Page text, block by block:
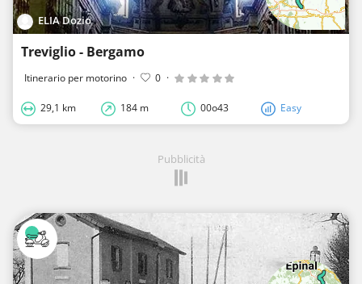
ELIA Dozio
Treviglio - Bergamo
Itinerario per motorino · 0 ·
29,1 km 184 m 00o43 Easy
Pubblicità